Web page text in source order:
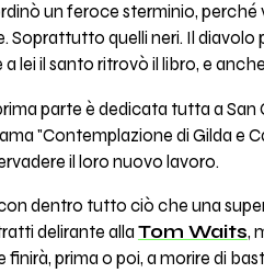
un feroce sterminio,
Soprattutto quelli neri. Il
lei il santo ritrovò il libro, e
parte è dedicata tutta a
"Contemplazione di Gilda e
il loro nuovo lavoro.
dentro tutto ciò che una
delirante alla Tom Waits,
prima o poi, a morire di